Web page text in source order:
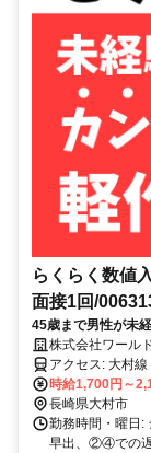
らくらく数値
面接1回/
45歳まで男性が未
年休120日★来社不
株式会社ワール
アクセス: 大村線：大村駅から車で10分 ・車通勤可 ・バイク通勤可
・交通費規定支
時給1,700円～
長崎県大村市
勤務時間・曜日
早出、②④での